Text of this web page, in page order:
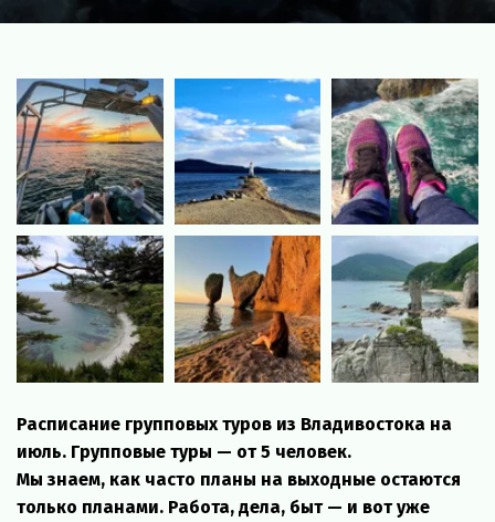
Расписание групповых туров из Владивостока на
июль. Групповые туры — от 5 человек.
Мы знаем, как часто планы на выходные остаются
только планами. Работа, дела, быт — и вот уже